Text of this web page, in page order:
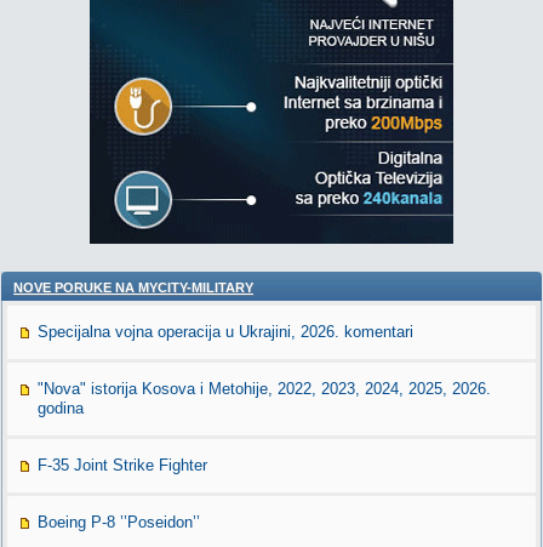
NOVE PORUKE NA MYCITY-MILITARY
Specijalna vojna operacija u Ukrajini, 2026. komentari
"Nova" istorija Kosova i Metohije, 2022, 2023, 2024, 2025, 2026.
godina
F-35 Joint Strike Fighter
Boeing P-8 ’’Poseidon’’